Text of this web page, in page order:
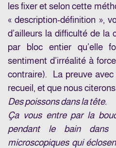
les fixer et selon cette
« description-définition »,
d’ailleurs la difficulté de la
par bloc entier qu’elle
sentiment d’irréalité à
contraire). La preuve avec
recueil, et que nous
Des poissons dans la tête.
Ça vous entre par la
pendant le bain
microscopiques qui